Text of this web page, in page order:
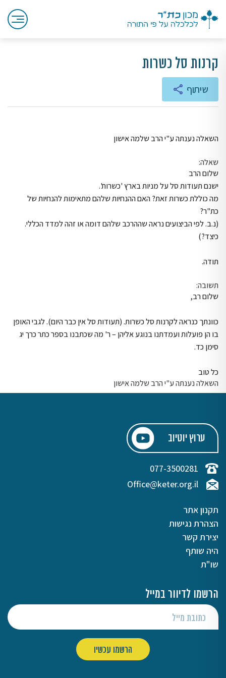
קרנות סל כשרות
שיתוף
השאלה נענתה ע"י הרב שלמה אישון
שאלה:
שלום הרב
ישנם תעודות סל על מניות בארץ 'כשרות'.
מה כוללת כשרות זאת? האם ההנחיות שלהם מתאימות להנחיות של
כת"ר?
(נ.ב. לפי הביצועים נראה שההרכב שלהם דומה או זהה למדד הכללי.
כיצד?)
תודה.
תשובה:
שלום רב,
כוונתך כנראה לקרנות סל כשרות. (תעודות סל אין כבר היום). לגבי האופן
בו הן פועלות ועמדתנו בנוגע אליהן – ר' מה שכתבנו בספר כתר כרך יג
סימן כד.
כל טוב
השאלה נענתה ע"י הרב שלמה אישון
ערוץ יוטיוב
077-3500281
Office@keter.org.il
תקנון אתר
הצהרת נגישות
יצירת קשר
היה שותף
שו"ת
הרשמו לדיוור במייל